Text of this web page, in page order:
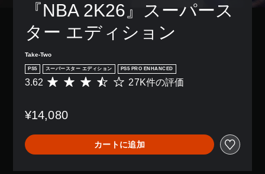
『NBA 2K26』スーパース
ター エディション
Take-Two
PS5 スーパースター エディション PS5 PRO ENHANCED
評
は
7
K
、
3.62 27K件の評価
¥14,080
カートに追加